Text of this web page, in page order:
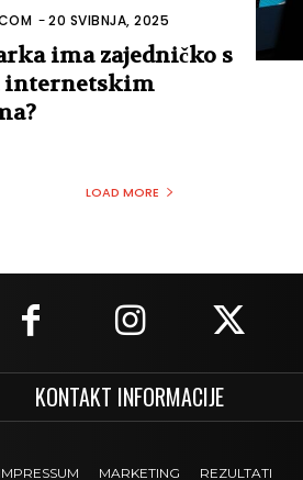
-20 SVIBNJA, 2025
ima zajedničko s
internetskim
LOAD MORE
KONTAKT INFORMACIJE
IMPRESSUM MARKETING REZULTATI